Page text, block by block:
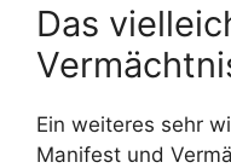
Das
Ein weiteres sehr
Manifest und